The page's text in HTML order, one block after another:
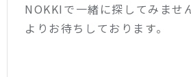
NOKKIで一緒に探してみませ
よりお待ちしております。